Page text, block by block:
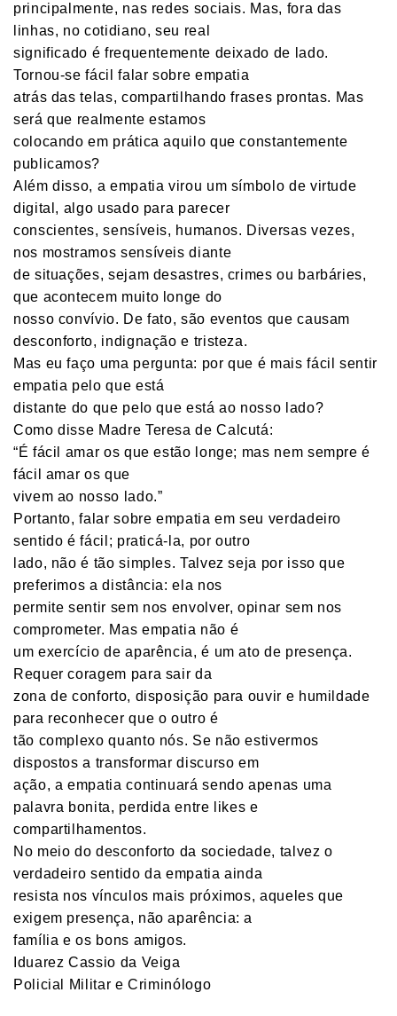
principalmente, nas redes sociais. Mas, fora das
linhas, no cotidiano, seu real
significado é frequentemente deixado de lado.
Tornou-se fácil falar sobre empatia
atrás das telas, compartilhando frases prontas. Mas
será que realmente estamos
colocando em prática aquilo que constantemente
publicamos?
Além disso, a empatia virou um símbolo de virtude
digital, algo usado para parecer
conscientes, sensíveis, humanos. Diversas vezes,
nos mostramos sensíveis diante
de situações, sejam desastres, crimes ou barbáries,
que acontecem muito longe do
nosso convívio. De fato, são eventos que causam
desconforto, indignação e tristeza.
Mas eu faço uma pergunta: por que é mais fácil sentir
empatia pelo que está
distante do que pelo que está ao nosso lado?
Como disse Madre Teresa de Calcutá:
“É fácil amar os que estão longe; mas nem sempre é
fácil amar os que
vivem ao nosso lado.”
Portanto, falar sobre empatia em seu verdadeiro
sentido é fácil; praticá-la, por outro
lado, não é tão simples. Talvez seja por isso que
preferimos a distância: ela nos
permite sentir sem nos envolver, opinar sem nos
comprometer. Mas empatia não é
um exercício de aparência, é um ato de presença.
Requer coragem para sair da
zona de conforto, disposição para ouvir e humildade
para reconhecer que o outro é
tão complexo quanto nós. Se não estivermos
dispostos a transformar discurso em
ação, a empatia continuará sendo apenas uma
palavra bonita, perdida entre likes e
compartilhamentos.
No meio do desconforto da sociedade, talvez o
verdadeiro sentido da empatia ainda
resista nos vínculos mais próximos, aqueles que
exigem presença, não aparência: a
família e os bons amigos.
Iduarez Cassio da Veiga
Policial Militar e Criminólogo